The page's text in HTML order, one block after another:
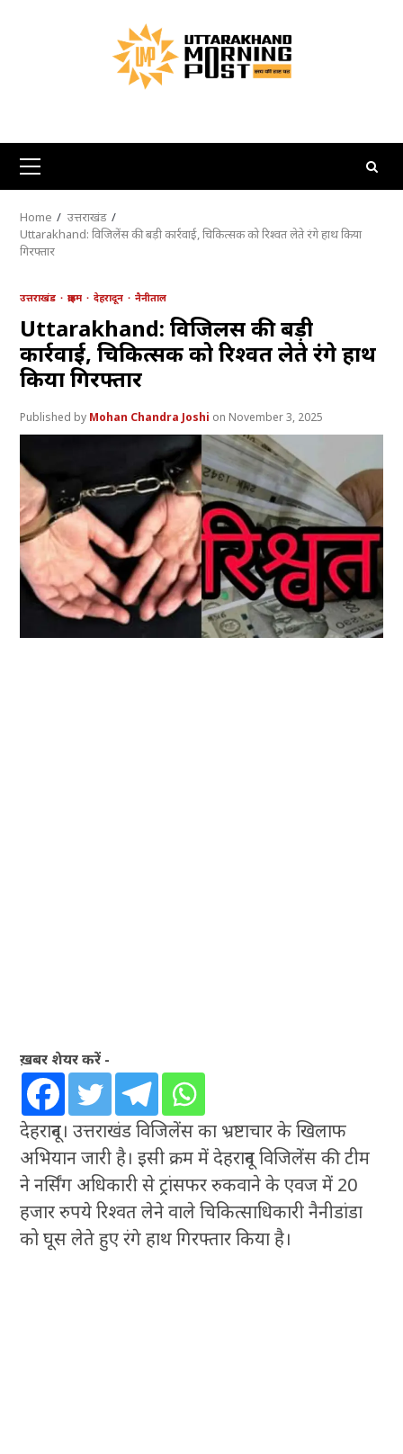
Primary
Menu
Home
उत्तराखंड
Uttarakhand: विजिलेंस की बड़ी कार्रवाई, चिकित्सक को रिश्वत लेते रंगे हाथ किया
गिरफ्तार
उत्तराखंड क्राइम देहरादून नैनीताल
Uttarakhand: विजिलेंस की बड़ी
कार्रवाई, चिकित्सक को रिश्वत लेते रंगे हाथ
किया गिरफ्तार
Mohan Chandra Joshi November 3, 2025
ख़बर शेयर करें -
देहरादून। उत्तराखंड विजिलेंस का भ्रष्टाचार के खिलाफ
अभियान जारी है। इसी क्रम में देहरादून विजिलेंस की टीम
ने नर्सिंग अधिकारी से ट्रांसफर रुकवाने के एवज में 20
हजार रुपये रिश्वत लेने वाले चिकित्साधिकारी नैनीडांडा
को घूस लेते हुए रंगे हाथ गिरफ्तार किया है।